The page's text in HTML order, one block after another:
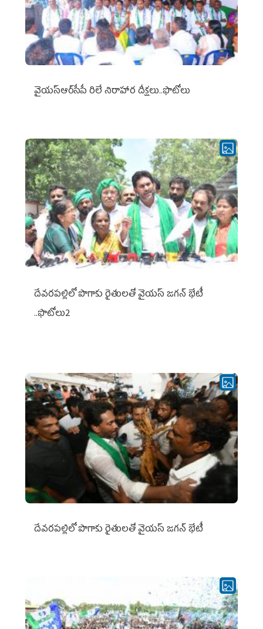
వైయ‌స్ఆర్‌సీపీ రిలే నిరాహార దీక్షలు..ఫొటోలు
దేవరపల్లిలో పొగాకు రైతులతో వైయస్ జగన్ భేటీ
..ఫొటోలు2
దేవరపల్లిలో పొగాకు రైతులతో వైయస్ జగన్ భేటీ